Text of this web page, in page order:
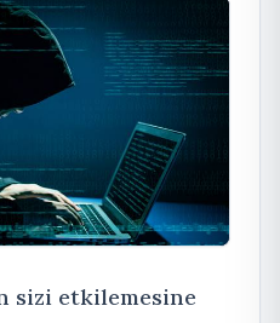
sizi etkilemesine